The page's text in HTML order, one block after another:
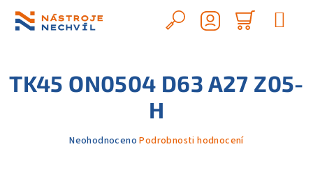
obsah
Hledat
košík
TK45 ON0504 D63 A27 Z05-
H
Průměrné
Neohodnoceno Podrobnosti hodnocení